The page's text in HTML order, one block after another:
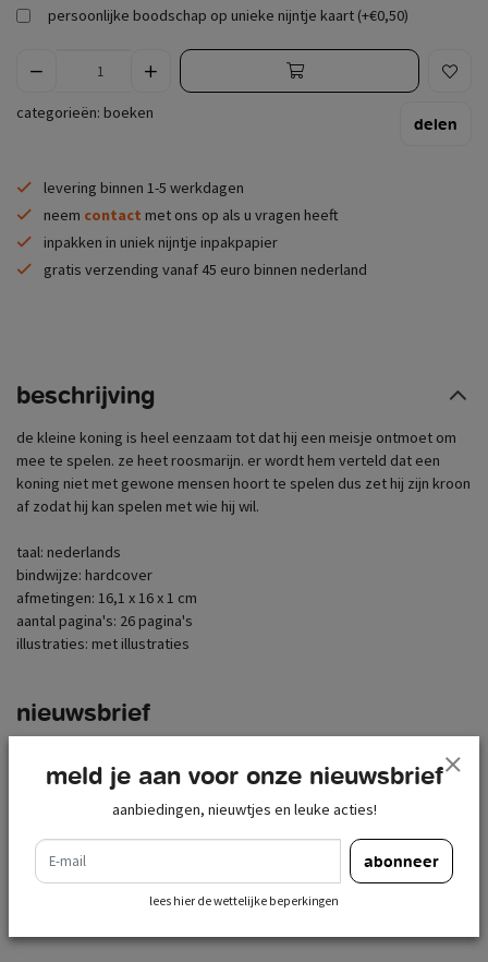
persoonlijke boodschap op unieke nijntje kaart (+€0,50)
categorieën: boeken
delen
levering binnen 1-5 werkdagen
neem contact met ons op als u vragen heeft
inpakken in uniek nijntje inpakpapier
gratis verzending vanaf 45 euro binnen nederland
beschrijving
de kleine koning is heel eenzaam tot dat hij een meisje ontmoet om
mee te spelen. ze heet roosmarijn. er wordt hem verteld dat een
koning niet met gewone mensen hoort te spelen dus zet hij zijn kroon
af zodat hij kan spelen met wie hij wil.
taal: nederlands
bindwijze: hardcover
afmetingen: 16,1 x 16 x 1 cm
aantal pagina's: 26 pagina's
illustraties: met illustraties
nieuwsbrief
abonneer
lees hier de wettelijke beperkingen
meld je aan voor onze nieuwsbrief
aanbiedingen, nieuwtjes en leuke acties!
e-mail
abonneer
lees hier de wettelijke beperkingen